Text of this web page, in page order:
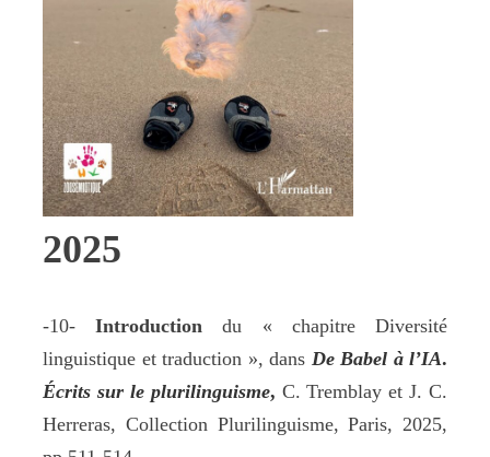
2025
-10-Introductiondu « chapitre Diversité
linguistique et traduction », dans De Babel à l’IA.
Écrits sur le plurilinguisme, C. Tremblay et J. C.
Herreras, Collection Plurilinguisme, Paris, 2025,